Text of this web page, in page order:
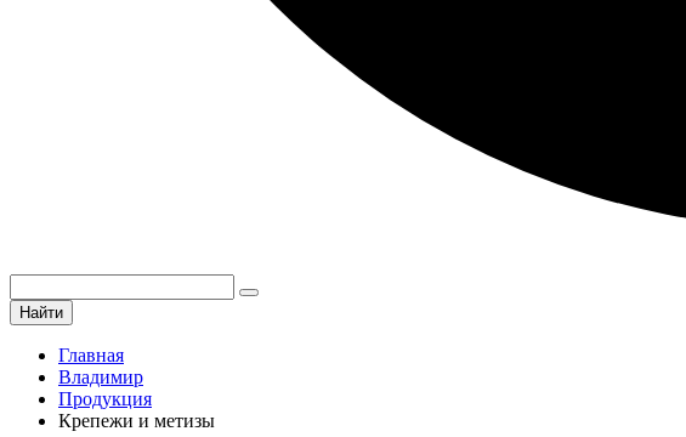
Найти
Главная
Владимир
Продукция
Крепежи и метизы